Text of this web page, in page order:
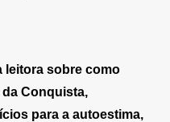
leitora sobre como
Conquista,
para a autoestima,